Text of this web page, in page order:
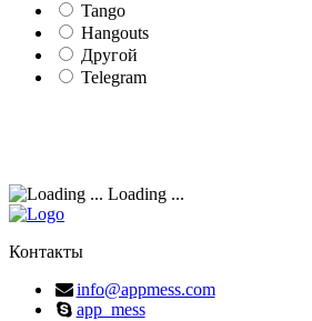
Tango
Hangouts
Другой
Telegram
Loading ...
Контакты
info@appmess.com
app_mess